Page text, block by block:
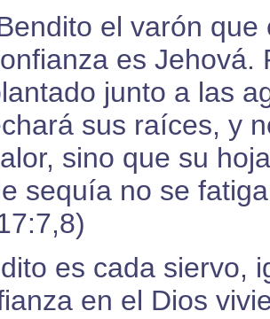
el varón
es Jehová.
junto a las
sus raíces, y
sino que su
sequía no se
es cada siervo,
en el Dios